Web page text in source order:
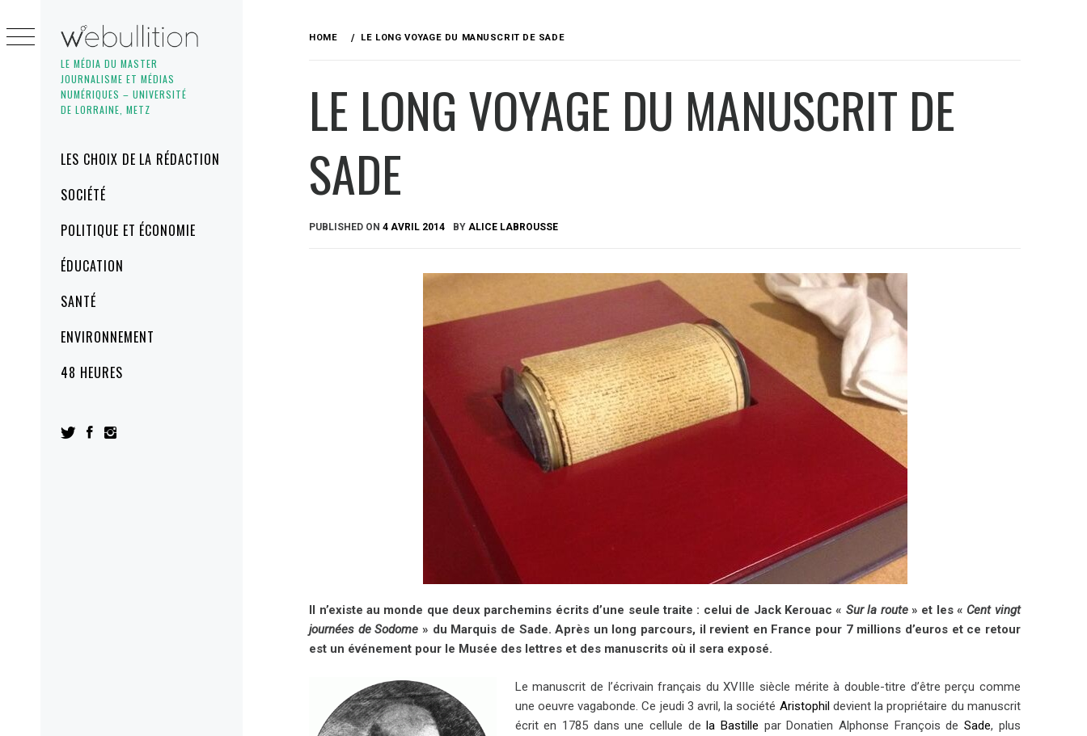
LE MÉDIA DU MASTER
JOURNALISME ET MÉDIAS
NUMÉRIQUES – UNIVERSITÉ
DE LORRAINE, METZ
MenuLES CHOIX DE LA RÉDACTION
SOCIÉTÉ
POLITIQUE ET ÉCONOMIE
ÉDUCATION
SANTÉ
ENVIRONNEMENT
48 HEURES
to
content
HOME LE LONG VOYAGE DU MANUSCRIT DE SADE
LE LONG VOYAGE DU MANUSCRIT DE
SADE
PUBLISHED ON4 AVRIL 2014 BY ALICE LABROUSSE
Il n’existe au monde que deux parchemins écrits d’une seule traite : celui de Jack Kerouac « Sur la route» et les « Cent vingt
journées de Sodome » du Marquis de Sade. Après un long parcours, il revient en France pour 7 millions d’euros et ce retour
est un événement pour le Musée des lettres et des manuscrits où il sera exposé.
Le manuscrit de l’écrivain français du XVIIIe siècle mérite à double-titre d’être perçu comme
une oeuvre vagabonde. Ce jeudi 3 avril, la société Aristophildevient la propriétaire du manuscrit
écrit en 1785 dans une cellule dela Bastille par Donatien Alphonse François deSade, plus